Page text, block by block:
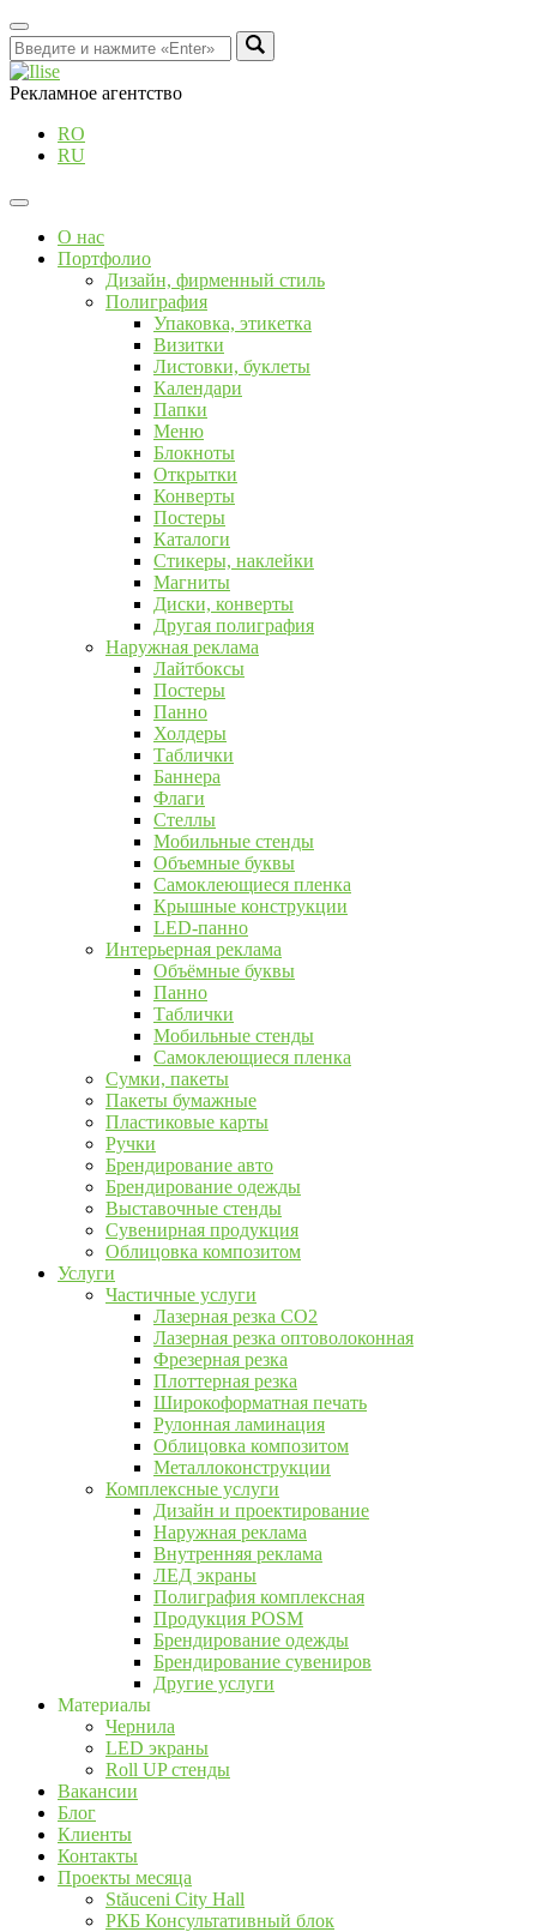
Рекламное агентство
RO
RU
О нас
Портфолио
Дизайн, фирменный стиль
Полиграфия
Упаковка, этикетка
Визитки
Листовки, буклеты
Календари
Папки
Меню
Блокноты
Открытки
Конверты
Постеры
Каталоги
Стикеры, наклейки
Магниты
Диски, конверты
Другая полиграфия
Наружная реклама
Лайтбоксы
Постеры
Панно
Холдеры
Таблички
Баннера
Флаги
Стеллы
Мобильные стенды
Объемные буквы
Самоклеющиеся пленка
Крышные конструкции
LED-панно
Интерьерная реклама
Объёмные буквы
Панно
Таблички
Мобильные стенды
Самоклеющиеся пленка
Сумки, пакеты
Пакеты бумажные
Пластиковые карты
Ручки
Брендирование авто
Брендирование одежды
Выставочные стенды
Сувенирная продукция
Облицовка композитом
Услуги
Частичные услуги
Лазерная резка CO2
Лазерная резка оптоволоконная
Фрезерная резка
Плоттерная резка
Широкоформатная печать
Рулонная ламинация
Облицовка композитом
Металлоконструкции
Комплексные услуги
Дизайн и проектирование
Наружная реклама
Внутренняя реклама
ЛЕД экраны
Полиграфия комплексная
Продукция POSM
Брендирование одежды
Брендирование сувениров
Другие услуги
Материалы
Чернила
LED экраны
Roll UP стенды
Вакансии
Блог
Клиенты
Контакты
Проекты месяца
Stăuceni City Hall
РКБ Консультативный блок